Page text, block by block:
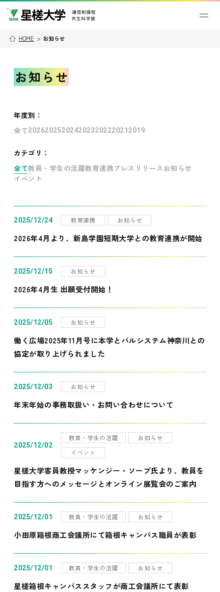
HOME > お知らせ
お知らせ
年度別 ：
全て202620252024202320222021 2019
カテゴリ：
全て教員・学生の活躍教育連携プレスリリース お知らせ
イベント
2025/12/24 教育連携 お知らせ
2026年4月より、新島学園短期大学との教育連携が開始
2025/12/15 お知らせ
2026年4月生 出願受付開始！
2025/12/05 お知らせ
働く広場2025年11月号に本学とパルシステム神奈川との
協定が取り上げられました
2025/12/03 お知らせ
年末年始の事務取扱い・お問い合わせについて
2025/12/02
教員・学生の活躍
お知らせ
イベント
星槎大学客員教授マッケンジー・ソープ氏より、教員を
目指す方へのメッセージとオンライン展覧会のご案内
2025/12/01 教員・学生の活躍 お知らせ
小田原箱根商工会議所にて箱根キャンパス職員が表彰
2025/12/01 教員・学生の活躍 お知らせ
星槎箱根キャンパススタッフが商工会議所にて表彰